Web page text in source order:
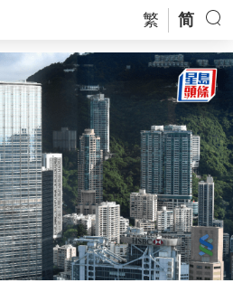
繁 简